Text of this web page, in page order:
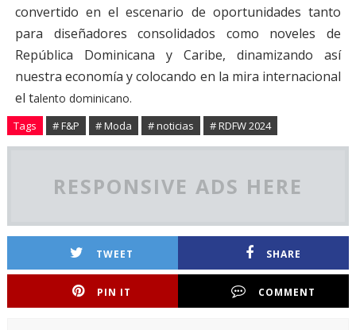
convertido en el escenario de oportunidades tanto
para diseñadores consolidados como noveles de
República Dominicana y Caribe, dinamizando así
nuestra economía y colocando en la mira internacional
el talento dominicano.
Tags # F&P # Moda # noticias # RDFW 2024
RESPONSIVE ADS HERE
TWEET SHARE
PIN IT COMMENT